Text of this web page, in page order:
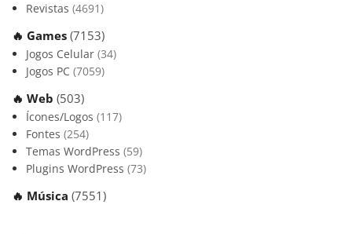
Revistas (4691)
🔥 Games (7153)
Jogos Celular (34)
Jogos PC (7059)
🔥 Web (503)
Ícones/Logos (117)
Fontes (254)
Temas WordPress (59)
Plugins WordPress (73)
🔥 Música (7551)